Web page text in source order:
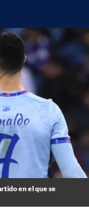
en el que se